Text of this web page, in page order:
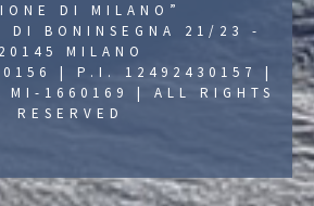
DI MILANO”
DI BONINSEGNA 21/23 -
20145 MILANO
| P.I. 12492430157 |
MI-1660169 | ALL RIGHTS
RESERVED